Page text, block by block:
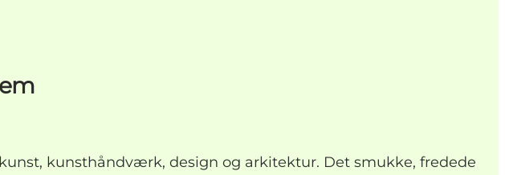
kunsthåndværk, design og arkitektur. Det smukke, fredede